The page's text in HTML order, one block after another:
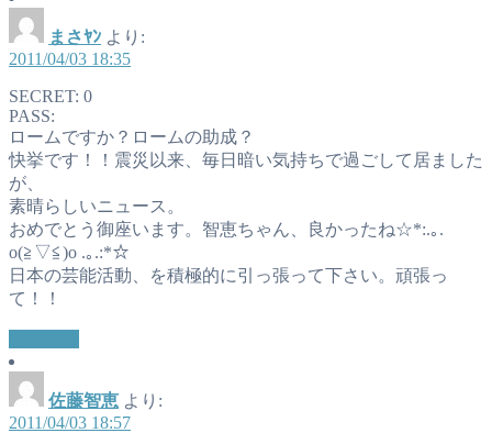
まさﾔﾝ より:
2011/04/03 18:35
SECRET: 0
PASS:
ロームですか？ロームの助成？
快挙です！！震災以来、毎日暗い気持ちで過ごして居ました
が、
素晴らしいニュース。
おめでとう御座います。智恵ちゃん、良かったね☆*:.｡.
o(≧▽≦)o .｡.:*☆
日本の芸能活動、を積極的に引っ張って下さい。頑張っ
て！！
佐藤智恵 より:
2011/04/03 18:57